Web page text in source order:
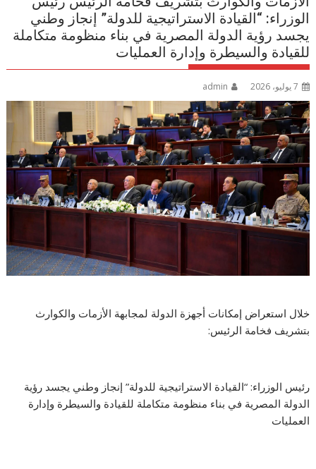
الوزراء: “القيادة الاستراتيجية للدولة” إنجاز وطني
يجسد رؤية الدولة المصرية في بناء منظومة متكاملة
للقيادة والسيطرة وإدارة العمليات
7 يوليو، 2026 admin
خلال استعراض إمكانات أجهزة الدولة لمجابهة الأزمات والكوارث
بتشريف فخامة الرئيس:
رئيس الوزراء: “القيادة الاستراتيجية للدولة” إنجاز وطني يجسد رؤية
الدولة المصرية في بناء منظومة متكاملة للقيادة والسيطرة وإدارة
العمليات